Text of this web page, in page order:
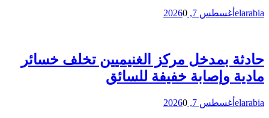
elarabia أغسطس 7, 2026 0
حادثة بمدخل مركز الغنيميين تخلف خسائر
مادية وإصابة خفيفة للسائق
elarabia أغسطس 7, 2026 0